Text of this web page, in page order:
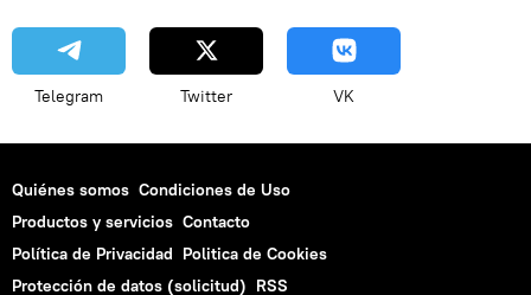
Telegram Twitter VK
Quiénes somos Condiciones de Uso
Productos y servicios Contacto
Política de Privacidad Politica de Cookies
Protección de datos (solicitud) RSS